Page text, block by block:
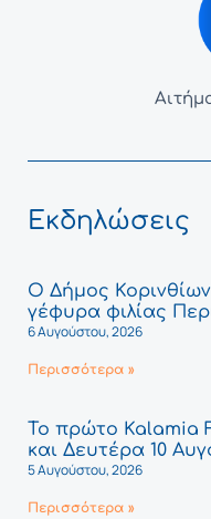
Εκδηλώσεις
Ο Δήμος Κορινθίων
γέφυρα φιλίας
6 Αυγούστου, 2026
Περισσότερα »
Το πρώτο Kalamia
και Δευτέρα 10
5 Αυγούστου, 2026
Περισσότερα »